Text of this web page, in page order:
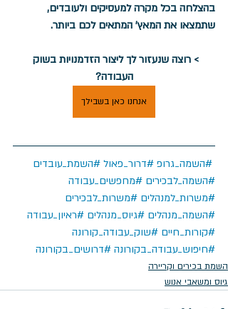
בהצלחה בכל מקרה למעסיקים ולעובדים,
שתמצאו את המאץ' המתאים לכם ביותר.
> רוצה שנעזור לך ליצור הזדמנויות בשוק
העבודה?
אנחנו כאן בשבילך
#השמה_גרופ #דרור_פאול #השמת_עובדים
#השמה_לבכירים #מחפשים_עבודה
#משרות_למנהלים #משרות_לבכירים
#השמה_מנהלים #גיוס_מנהלים #ראיון_עבודה
#קורות_חיים #שוק_עבודה_קורונה
#חיפוש_עבודה_בקורונה #דרושים_בקורונה
השמת בכירים וקריירה
גיוס ומשאבי אנוש